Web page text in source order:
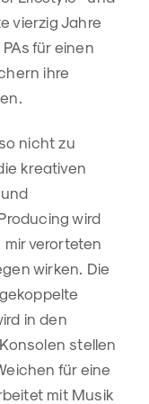
vierzig Jahre
für einen
ihre
nicht zu
kreativen
wird
verorteten
wirken. Die
in den
stellen
für eine
mit Musik